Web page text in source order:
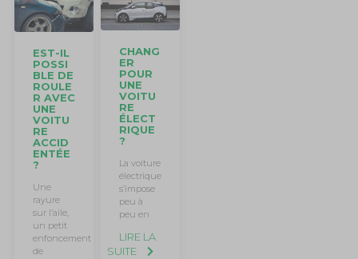
EST-IL
POSSI
BLE DE
ROULE
R AVEC
UNE
VOITU
RE
ACCID
ENTÉE
?
Une
rayure
sur l’aile,
un petit
enfoncement
de
CHANG
ER
POUR
UNE
VOITU
RE
ÉLECT
RIQUE
?
La voiture
électrique
s’impose
peu à
peu en
LIRE LA
SUITE